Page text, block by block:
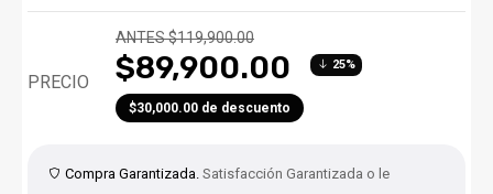
PRECIO
ANTES $119,900.00
$89,900.00
$30,000.00 de descuento
25%
Compra Garantizada. Satisfacción Garantizada o le